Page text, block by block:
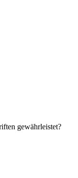
gewährleistet?